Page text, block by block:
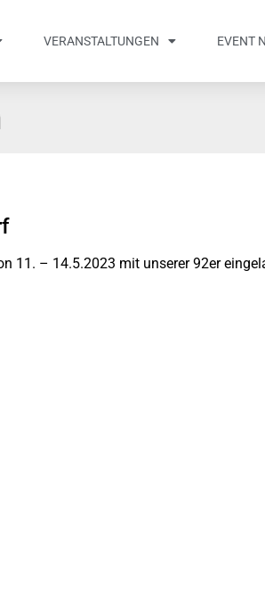
VERANSTALTUNGEN EVENT
11. – 14.5.2023 mit unserer 92er